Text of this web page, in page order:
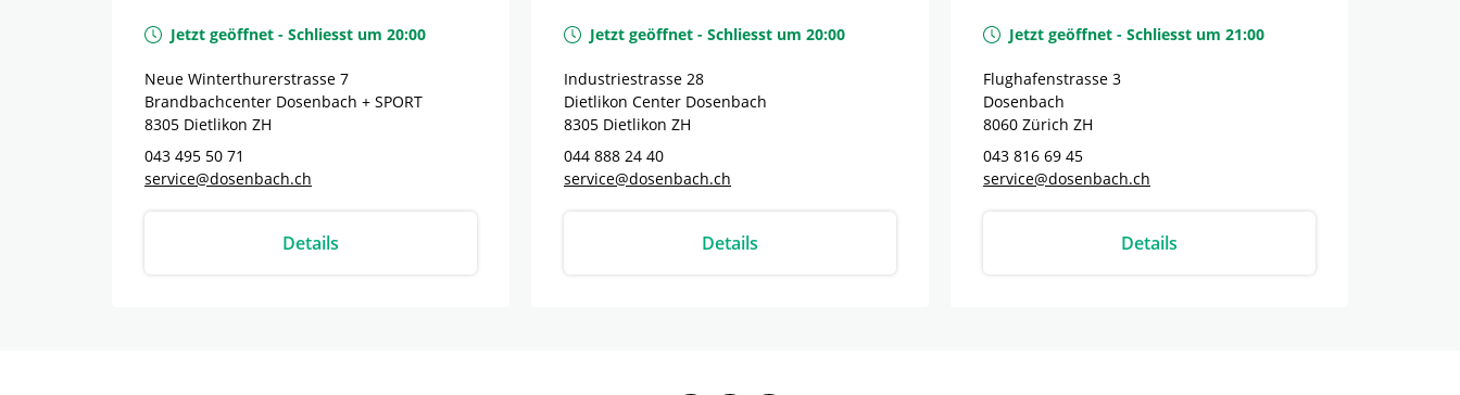
Jetzt geöffnet - Schliesst um 20:00
Neue Winterthurerstrasse 7
Brandbachcenter Dosenbach + SPORT
8305 Dietlikon ZH
043 495 50 71
service@dosenbach.ch
Details
Jetzt geöffnet - Schliesst um 20:00
Industriestrasse 28
Dietlikon Center Dosenbach
8305 Dietlikon ZH
044 888 24 40
service@dosenbach.ch
Details
Jetzt geöffnet - Schliesst um 21:00
Flughafenstrasse 3
Dosenbach
8060 Zürich ZH
043 816 69 45
service@dosenbach.ch
Details